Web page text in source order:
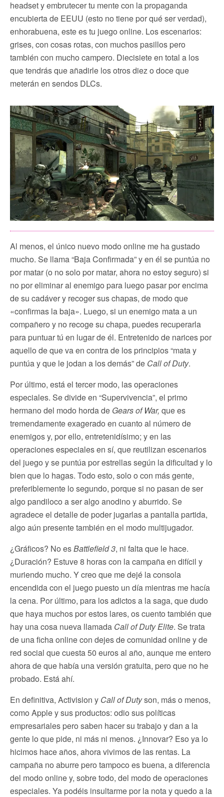
headset y embrutecer tu mente con la propaganda
encubierta de EEUU (esto no tiene por qué ser verdad),
enhorabuena, este es tu juego online. Los escenarios:
grises, con cosas rotas, con muchos pasillos pero
también con mucho campero. Diecisiete en total a los
que tendrás que añadirle los otros diez o doce que
meterán en sendos DLCs.
Al menos, el único nuevo modo online me ha gustado
mucho. Se llama “Baja Confirmada” y en él se puntúa no
por matar (o no solo por matar, ahora no estoy seguro) si
no por eliminar al enemigo para luego pasar por encima
de su cadáver y recoger sus chapas, de modo que
«confirmas la baja». Luego, si un enemigo mata a un
compañero y no recoge su chapa, puedes recuperarla
para puntuar tú en lugar de él. Entretenido de narices por
aquello de que va en contra de los principios “mata y
puntúa y que le jodan a los demás” de Call of Duty.
Por último, está el tercer modo, las operaciones
especiales. Se divide en “Supervivencia”, el primo
hermano del modo horda de Gears of War, que es
tremendamente exagerado en cuanto al número de
enemigos y, por ello, entretenidísimo; y en las
operaciones especiales en sí, que reutilizan escenarios
del juego y se puntúa por estrellas según la dificultad y lo
bien que lo hagas. Todo esto, solo o con más gente,
preferiblemente lo segundo, porque si no pasan de ser
algo pandiloco a ser algo anodino y aburrido. Se
agradece el detalle de poder jugarlas a pantalla partida,
algo aún presente también en el modo multijugador.
¿Gráficos? No esBattlefield 3, ni falta que le hace.
¿Duración? Estuve 8 horas con la campaña en difícil y
muriendo mucho. Y creo que me dejé la consola
encendida con el juego puesto un día mientras me hacía
la cena. Por último, para los adictos a la saga, que dudo
que haya muchos por estos lares, os cuento también que
hay una cosa nueva llamada Call of Duty Elite. Se trata
de una ficha online con dejes de comunidad online y de
red social que cuesta 50 euros al año, aunque me entero
ahora de que había una versión gratuita, pero que no he
probado. Está ahí.
En definitiva, Activision y Call of Dutyson, más o menos,
como Apple y sus productos: odio sus políticas
empresariales pero saben hacer su trabajo y dan a la
gente lo que pide, ni más ni menos. ¿Innovar? Eso ya lo
hicimos hace años, ahora vivimos de las rentas. La
campaña no aburre pero tampoco es buena, a diferencia
del modo online y, sobre todo, del modo de operaciones
especiales. Ya podéis insultarme por la nota y quedo a la